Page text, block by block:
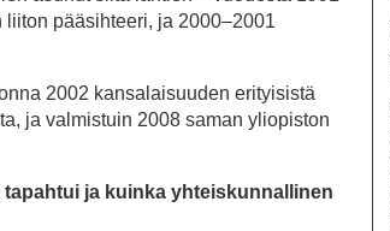
pääsihteeri, ja 2000–2001
2002 kansalaisuuden erityisistä
ja valmistuin 2008 saman yliopiston
ja kuinka yhteiskunnallinen